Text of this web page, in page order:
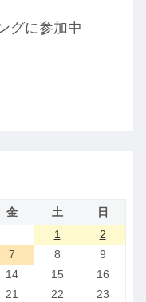
グに参加中
金 土
日
1
2
7 8
9
14 15
16
21 22
23